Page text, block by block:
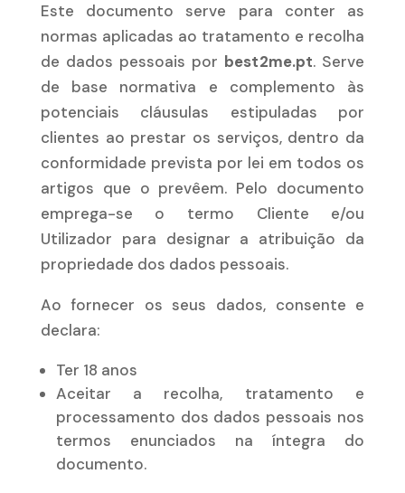
Este documento serve para conter as
normas aplicadas ao tratamento e recolha
de dados pessoais por best2me.pt. Serve
de base normativa e complemento às
potenciais cláusulas estipuladas por
clientes ao prestar os serviços, dentro da
conformidade prevista por lei em todos os
artigos que o prevêem. Pelo documento
emprega-se o termo Cliente e/ou
Utilizador para designar a atribuição da
propriedade dos dados pessoais.
Ao fornecer os seus dados, consente e
declara:
Ter 18 anos
Aceitar a recolha, tratamento e
processamento dos dados pessoais nos
termos enunciados na íntegra do
documento.